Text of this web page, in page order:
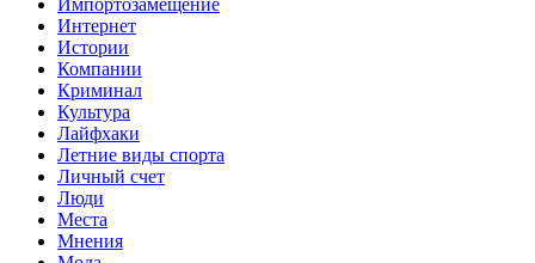
Импортозамещение
Интернет
Истории
Компании
Криминал
Культура
Лайфхаки
Летние виды спорта
Личный счет
Люди
Места
Мнения